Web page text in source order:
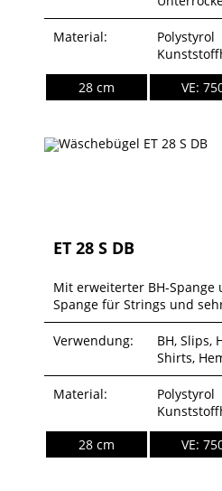
Material:
Polystyrol
28 cm
VE:
ET 28 S DB
Mit erweiterter BH-
Spange für Strings und
Verwendung:
BH, Slips,
Shirts,
Material:
Polystyrol
28 cm
VE: